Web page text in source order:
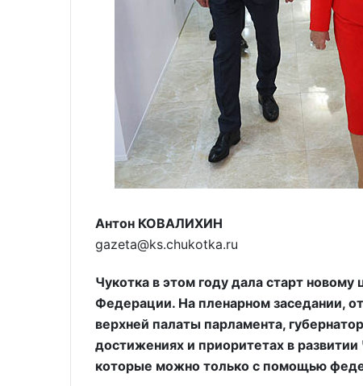
Антон КОВАЛИХИН
gazeta@ks.chukotka.ru
Чукотка в этом году дала старт
Федерации. На пленарном заседании,
верхней палаты парламента,
достижениях и приоритетах в
которые можно только с помощью